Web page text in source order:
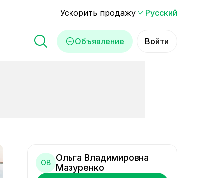
Ускорить продажу Русский
Объявление Войти
ОВ
Ольга Владимировна
Мазуренко